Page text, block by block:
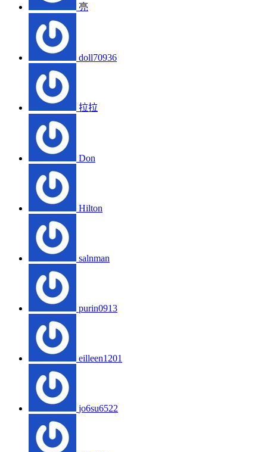
亮
doll70936
拉拉
Don
Hilton
salnman
purin0913
eilleen1201
jo6su6522